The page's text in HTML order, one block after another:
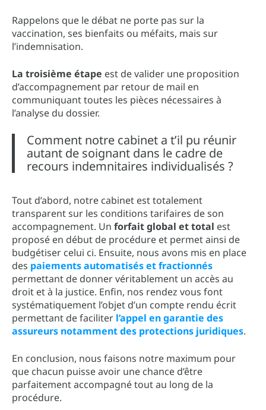
Rappelons que le débat ne porte pas sur la
vaccination, ses bienfaits ou méfaits, mais sur
l’indemnisation.
La troisième étape est de valider une proposition
d’accompagnement par retour de mail en
communiquant toutes les pièces nécessaires à
l’analyse du dossier.
Comment notre cabinet a t’il pu réunir
autant de soignant dans le cadre de
recours indemnitaires individualisés ?
Tout d’abord, notre cabinet est totalement
transparent sur les conditions tarifaires de son
accompagnement. Un forfait global et total est
proposé en début de procédure et permet ainsi de
budgétiser celui ci. Ensuite, nous avons mis en place
des paiements automatisés et fractionnés
permettant de donner véritablement un accès au
droit et à la justice. Enfin, nos rendez vous font
systématiquement l’objet d’un compte rendu écrit
permettant de faciliter l’appel en garantie des
assureurs notamment des protections juridiques.
En conclusion, nous faisons notre maximum pour
que chacun puisse avoir une chance d’être
parfaitement accompagné tout au long de la
procédure.